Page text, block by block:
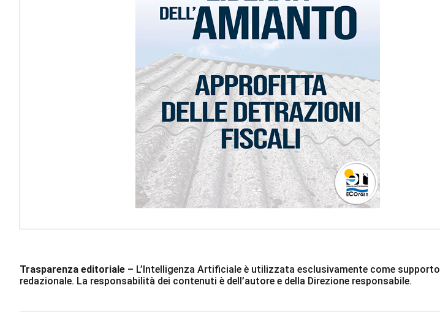
Trasparenza editoriale – L’Intelligenza Artificiale è utilizzata esclusivamente come supporto
redazionale. La responsabilità dei contenuti è dell’autore e della Direzione responsabile.